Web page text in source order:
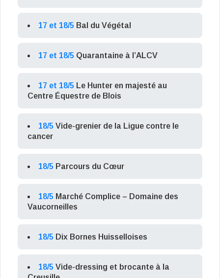
17 et 18/5 Bal du Végétal
17 et 18/5 Quarantaine à l’ALCV
17 et 18/5 Le Hunter en majesté au
Centre Équestre de Blois
18/5 Vide-grenier de la Ligue contre le
cancer
18/5 Parcours du Cœur
18/5 Marché Complice – Domaine des
Vaucorneilles
18/5 Dix Bornes Huisselloises
18/5 Vide-dressing et brocante à la